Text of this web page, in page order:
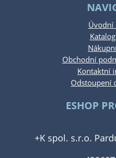
Úvodní
Obchodní
Kontaktní
Odstoupení
ESHOP
+K spol. s.r.o.